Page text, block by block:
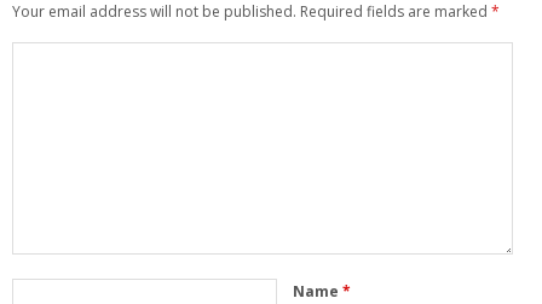
Your email address will not be published. Required fields are marked *
Name *